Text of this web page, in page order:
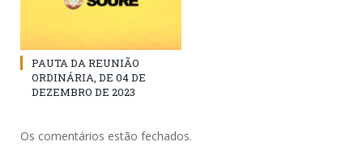
PAUTA DA REUNIÃO
ORDINÁRIA, DE 04 DE
DEZEMBRO DE 2023
Os comentários estão fechados.